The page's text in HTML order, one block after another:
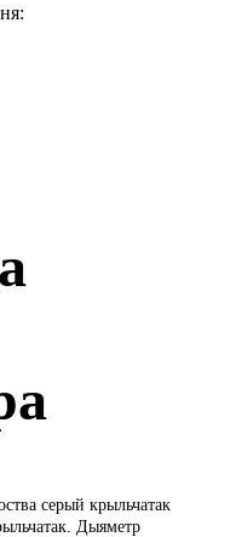
серый крыльчатак
Дыяметр